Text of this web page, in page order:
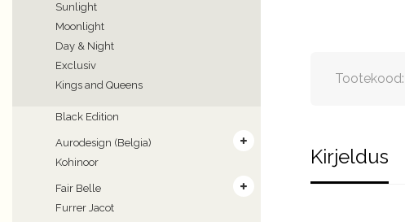
Sunlight
Moonlight
Day & Night
Exclusiv
Kings and Queens
Black Edition
Aurodesign (Belgia)
Kohinoor
Fair Belle
Furrer Jacot
Tootekood:
Kirjeldus